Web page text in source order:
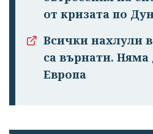
от кризата по
Всички нахлули
са върнати.
Европа